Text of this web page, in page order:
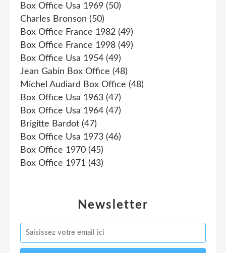
Newsletter
Box Office Usa 1969 (50)
Charles Bronson (50)
Box Office France 1982 (49)
Box Office France 1998 (49)
Box Office Usa 1954 (49)
Jean Gabin Box Office (48)
Michel Audiard Box Office (48)
Box Office Usa 1963 (47)
Box Office Usa 1964 (47)
Brigitte Bardot (47)
Box Office Usa 1973 (46)
Box Office 1970 (45)
Box Office 1971 (43)